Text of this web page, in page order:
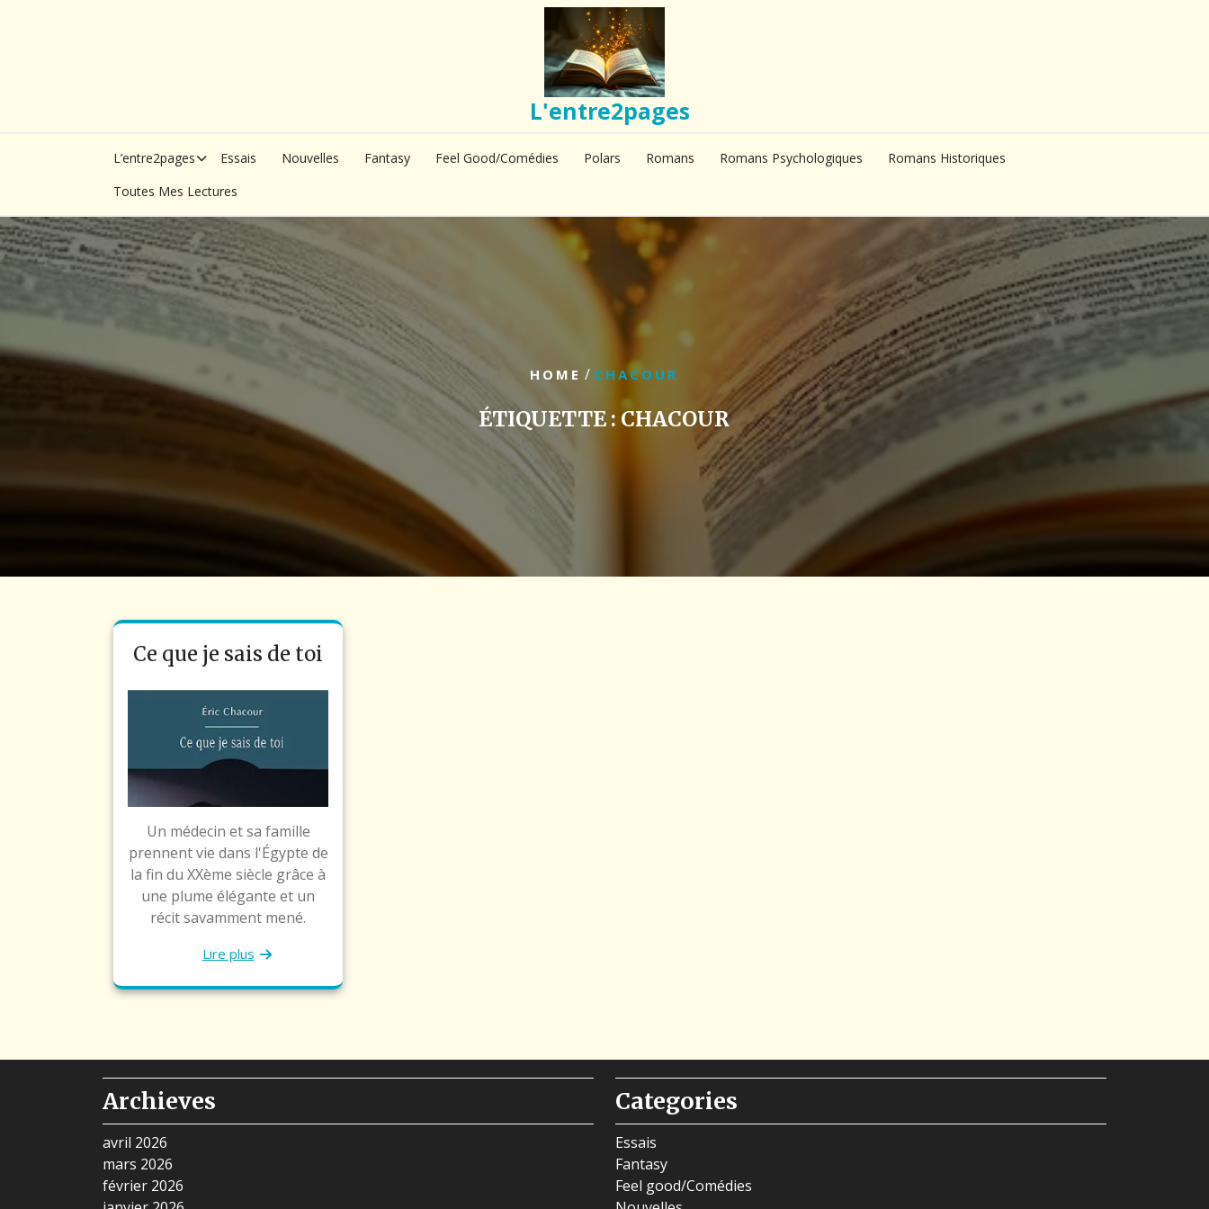
L'entre2pages
L’entre2pages Essais Nouvelles Fantasy Feel Good/Comédies Polars Romans Romans Psychologiques
Romans Historiques
Toutes Mes Lectures
HOME / CHACOUR
ÉTIQUETTE : CHACOUR
Ce que je sais de toi
Un médecin et sa famille
prennent vie dans l'Égypte de
la fin du XXème siècle grâce à
une plume élégante et un
récit savamment mené.
Lire plus
Archieves
avril 2026
mars 2026
février 2026
Categories
Essais
Fantasy
Feel good/Comédies